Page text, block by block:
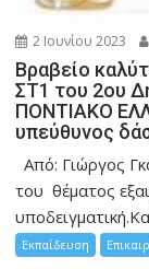
2 Ιουνίου 2023
Βραβείο
ΣΤ1 του 2ου
ΠΟΝΤΙΑΚΟ
υπεύθυνος
Από: Γιώργος
του θέματος
Εκπαίδευση